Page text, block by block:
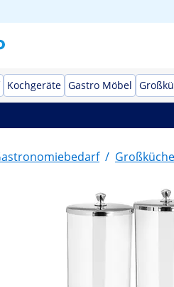
Kochgeräte Gastro Möbel
/